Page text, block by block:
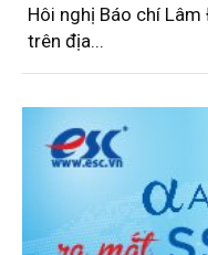
Hôi nghị Báo chí
trên địa...